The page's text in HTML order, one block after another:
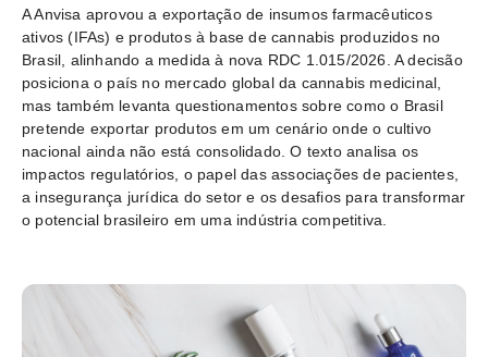
A Anvisa aprovou a exportação de insumos farmacêuticos
ativos (IFAs) e produtos à base de cannabis produzidos no
Brasil, alinhando a medida à nova RDC 1.015/2026. A decisão
posiciona o país no mercado global da cannabis medicinal,
mas também levanta questionamentos sobre como o Brasil
pretende exportar produtos em um cenário onde o cultivo
nacional ainda não está consolidado. O texto analisa os
impactos regulatórios, o papel das associações de pacientes,
a insegurança jurídica do setor e os desafios para transformar
o potencial brasileiro em uma indústria competitiva.